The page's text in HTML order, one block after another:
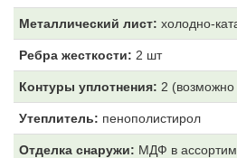
Металлический лист: холодно-
Ребра жесткости: 2 шт
Контуры уплотнения: 2 (возможно
Утеплитель: пенополистирол
Отделка снаружи: МДФ в